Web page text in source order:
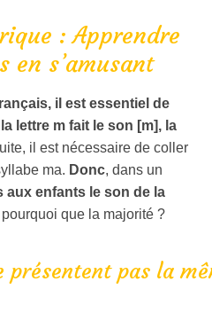
: Apprendre
en s’amusant
il est essentiel de
lettre m fait le son [m], la
il est nécessaire de coller
ma. Donc, dans un
aux enfants le son de la
pourquoi que la majorité ?
présentent pas la